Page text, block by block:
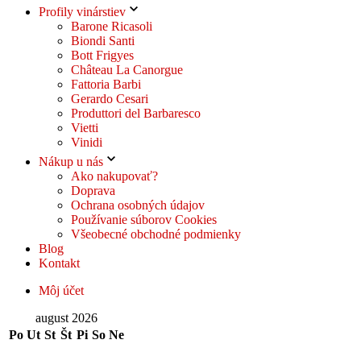
Profily vinárstiev
Barone Ricasoli
Biondi Santi
Bott Frigyes
Château La Canorgue
Fattoria Barbi
Gerardo Cesari
Produttori del Barbaresco
Vietti
Vinidi
Nákup u nás
Ako nakupovať?
Doprava
Ochrana osobných údajov
Používanie súborov Cookies
Všeobecné obchodné podmienky
Blog
Kontakt
Môj účet
august 2026
Po Ut St Št Pi So Ne